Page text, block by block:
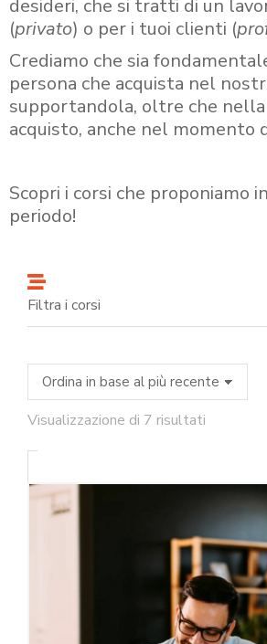
desideri, che si tratti di un
(privato) o per i tuoi clienti (
Crediamo che sia
persona che acquista nel
supportandola, oltre che nella
acquisto, anche nel momento
Scopri i corsi che proponiamo
periodo!
Filtra i corsi
Visualizzazione di 7 risultati